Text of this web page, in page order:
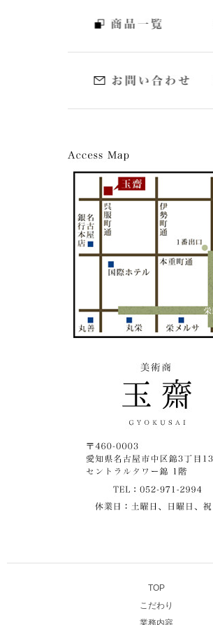
TOP
こだわり
業務内容